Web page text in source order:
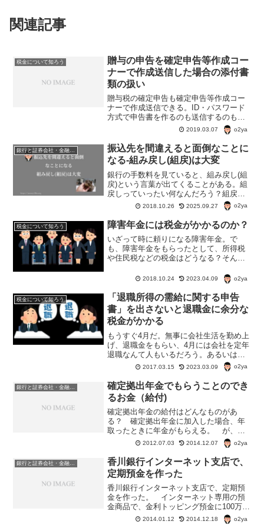
関連記事
税金について知ろう
贈与の申告を確定申告等作成コー
ナーで作成送信した場合の添付書
類の扱い
贈与税の確定申告も確定申告等作成コー
ナーで作成送信できる。ID・パスワード
方式で申告書を作るのも送信するのも簡
単なのだが、添付書類の必要や提出方法
でちょっと引っかかったので、税務署へ
行って確認してきた。
2019.03.07 o2ya
振込先を間違えると面倒なことに
なる-組み戻し(組戻)は大変
銀行の手数料を見ていると、組み戻し(組
戻)という言葉が出てくることがある。組
戻しっていったい何なんだろう？組戻
は、振込先を間違えた時の手続きのこと
だが、この手続き結構大変な様子。間違
えて振り込んだお金は戻ってこない場合
もあるらしい。
2018.10.26 2025.09.27 o2ya
税金について知ろう 障害年金には税金がかかるのか？
いざって時に頼りになる障害年金。で
も、障害年金をもらったとして、所得税
や住民税などの税金はどうなる？そんな
一体障害年金に税金はかかるのか？
2018.10.24 2023.04.09 o2ya
税金について知ろう
「退職所得の需給に関する申告
書」を出さないと退職金に余分な
税金がかかる
もうすぐ4月だ。無事に会社生活を勤め上
げ、退職金をもらい、4月には会社を定年
退職なんて人もいるだろう。あるいは、
「この会社に見切りをつけて、新しい会
社に転職」なんて人もいるかも。で、退
職金にも税金がかかるって知ってた？
2017.03.15 2023.03.09 o2ya
確定拠出年金でもらうことのでき
るお金（給付)
確定拠出年金の給付はどんなものがあ
る？ 確定拠出年金に加入した場合、年
取ったときに年金がもらえる。 が、そ
れ以外にももらえるお金があるらしい。
確定拠出年金でもらうことのできるお金
（給付)老齢給付金原則60歳到達した場合
に受給することができる...
2012.07.03 2014.12.07 o2ya
銀行と証券会社・金融商品
香川銀行インターネット支店で、
定期預金を作った
香川銀行インターネット支店で、定期預
金を作った。 インターネット専用の預
金商品で、金利トッピング預金に100万
円。 金利0.3％/年。 香川銀行のインタ
ーネット支店の高金利定期預金として
2014.01.12 2014.12.18 o2ya